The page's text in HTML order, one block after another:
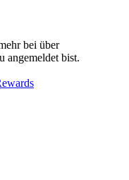
bei über
angemeldet bist.